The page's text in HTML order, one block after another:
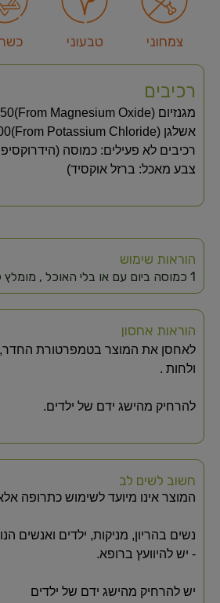
צמחוני טבעוני
רכיבים
מגנזיום‏ (From Magnesium Oxide)‏450 מ"ג
אשלגן‏ (From Potassium Chloride)‏100 מ"ג
רכיבים לא פעילים: כמוסה
צבע מאכל: ברזל אוקסיד)
הוראות שימוש
1 כמוסה ביום עם או בלי האוכל , מומלץ לפני השינה.
הוראות אחסון
לאחסן את המוצר בטמפרטורת
ולחות .
להרחיק מהישג ידם של ילדים.
חשוב לשים לב
המוצר אינו מיועד לשימוש כתרופה
נשים בהריון, מניקות, ילדים ואנשים
- יש להיוועץ ברופא.
יש להרחיק מהישג ידם של ילדים